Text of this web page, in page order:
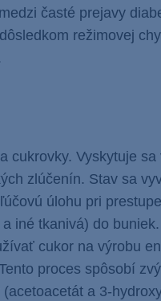
časté prejavy
režimovej
cukrovky. Vyskytuje
zlúčenín. Stav sa
úlohu pri
iné tkanivá) do
cukor na výrobu
proces spôsobí
a 3-